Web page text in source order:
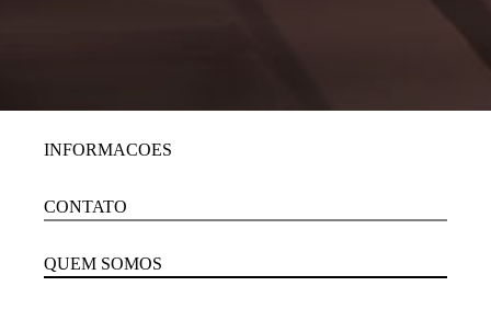
INFORMACOES
CONTATO
QUEM SOMOS